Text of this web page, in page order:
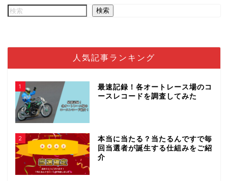
検索
人気記事ランキング
1
最速記録！各オートレース場のコ
ースレコードを調査してみた
2
本当に当たる？当たるんですで毎
回当選者が誕生する仕組みをご紹
介